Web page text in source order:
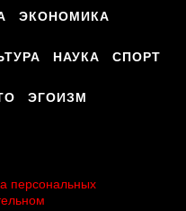
ЭКОНОМИКА
НАУКА СПОРТ
ЭГОИЗМ
персональных